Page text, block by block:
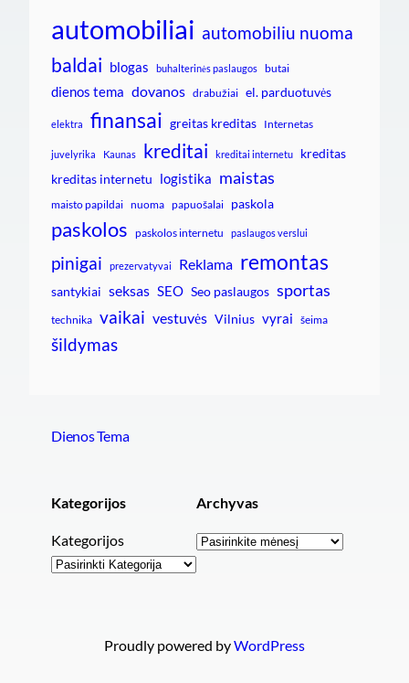
automobiliai automobiliu nuoma
baldai blogas buhalterinės paslaugos butai
dienos tema dovanos drabužiai el. parduotuvės
elektra finansai greitas kreditas Internetas
juvelyrika Kaunas kreditai kreditai internetu
kreditas
kreditas internetu logistika maistas
maisto papildai nuoma papuošalai paskola
paskolos paskolos internetu paslaugos verslui
pinigai prezervatyvai Reklama remontas
santykiai seksas SEO Seo paslaugos sportas
technika vaikai vestuvės Vilnius vyrai šeima
šildymas
Dienos Tema
Kategorijos
Kategorijos
Archyvas
Archyvai
Proudly powered byWordPress